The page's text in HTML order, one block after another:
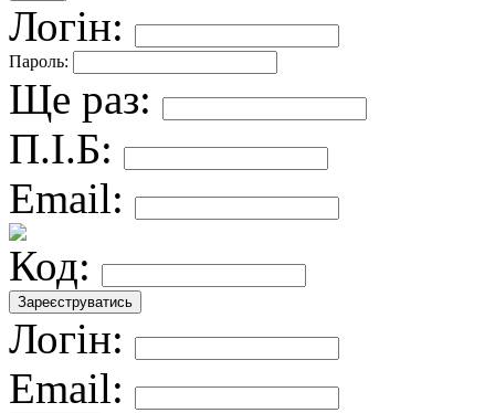
Логін:
Пароль:
Ще раз:
П.І.Б:
Email:
Код:
Логін:
Email: